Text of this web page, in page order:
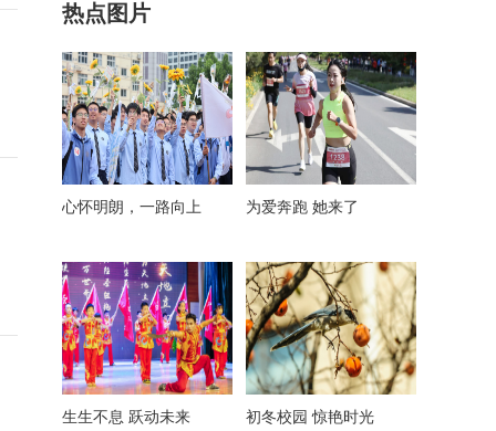
热点图片
心怀明朗，一路向上 为爱奔跑 她来了
生生不息 跃动未来 初冬校园 惊艳时光